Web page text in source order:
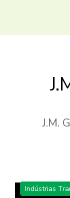
J.M.
Indústrias